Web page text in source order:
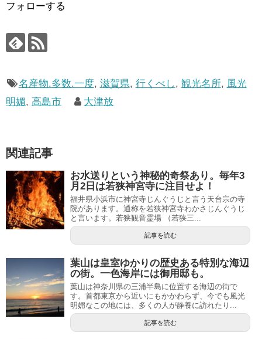
フォローする
名産物.多数.一度, 滋賀県, 行くべし, 観光名所, 風光
明媚, 高島市 大津放
関連記事
お水送りという神秘的奇祭あり。毎年3
月2日は若狭神宮寺に注目せよ！
福井県小浜市に神宮寺じんぐうじと言う天台宗の寺
院があります。通称を若狭神宮寺わかさじんぐうじ
と言います。若狭観音霊場 （若狭三...
記事を読む
葉山は皇室ゆかりの歴史ある特別な海辺
の街。一色海岸には御用邸も。
葉山は神奈川県の三浦半島に位置する海辺の街で
す。首都東京から近いにもかかわらず、今でも風光
明媚なこの地には、多くの人が静養に訪れたり...
記事を読む